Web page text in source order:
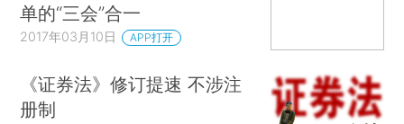
单的“三会”合一
2017年03月10日 APP打开
《证券法》修订提速 不涉注
册制